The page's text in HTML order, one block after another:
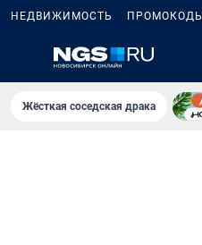
НЕДВИЖИМОСТЬ ПРОМОКОДЫ
Жёсткая соседская драка